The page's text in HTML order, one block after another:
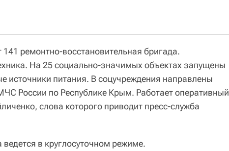
141 ремонтно-восстановительная бригада.
На 25 социально-значимых объектах запущены
источники питания. В соцучреждения направлены
России по Республике Крым. Работает оперативный
слова которого приводит пресс-служба
в круглосуточном режиме.